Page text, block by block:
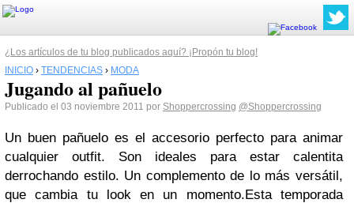
¿Los artículos de tu blog publicados aquí? ¡Propón tu blog!
INICIO › TENDENCIAS › MODA
Jugando al pañuelo
Publicado el 03 noviembre 2011 por Shoppercrossing @Shoppercrossing
Un buen pañuelo es el accesorio perfecto para animar
cualquier outfit. Son ideales para estar calentita
derrochando estilo. Un complemento de lo más versátil,
que cambia tu look en un momento.Esta temporada